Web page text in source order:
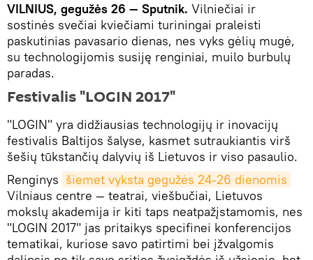
VILNIUS, gegužės 26 — Sputnik. Vilniečiai ir
sostinės svečiai kviečiami turiningai praleisti
paskutinias pavasario dienas, nes vyks gėlių mugė,
su technologijomis susiję renginiai, muilo burbulų
paradas.
Festivalis "LOGIN 2017"
"LOGIN" yra didžiausias technologijų ir inovacijų
festivalis Baltijos šalyse, kasmet sutraukiantis virš
šešių tūkstančių dalyvių iš Lietuvos ir viso pasaulio.
Renginys šiemet vyksta gegužės 24-26 dienomis
Vilniaus centre — teatrai, viešbučiai, Lietuvos
mokslų akademija ir kiti taps neatpažįstamomis, nes
"LOGIN 2017" jas pritaikys specifinei konferencijos
tematikai, kuriose savo patirtimi bei įžvalgomis